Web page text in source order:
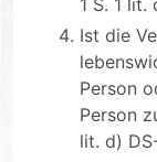
1 S. 1 lit.
Ist die
Person
Person
lit. d)